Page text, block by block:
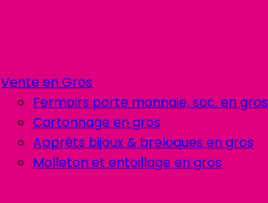
Vente en Gros
Fermoirs porte monnaie, sac. en gros
Cartonnage en gros
Apprêts bijoux & breloques en gros
Molleton et entoillage en gros